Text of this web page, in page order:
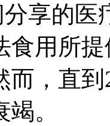
享的医
食用所
而，直
。